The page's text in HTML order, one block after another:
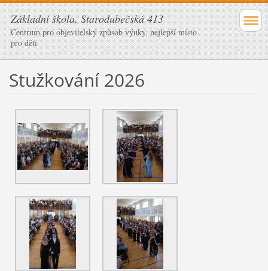
Základní škola, Starodubečská 413
Centrum pro objevitelský způsob výuky, nejlepší místo
pro děti
Stužkování 2026